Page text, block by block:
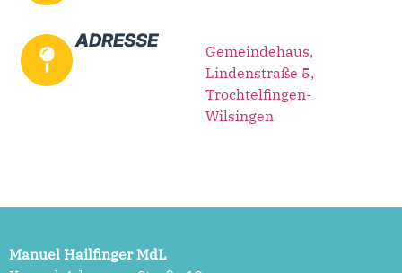
ADRESSE
Gemeindehaus,
Lindenstraße 5,
Trochtelfingen-
Wilsingen
Manuel Hailfinger MdL